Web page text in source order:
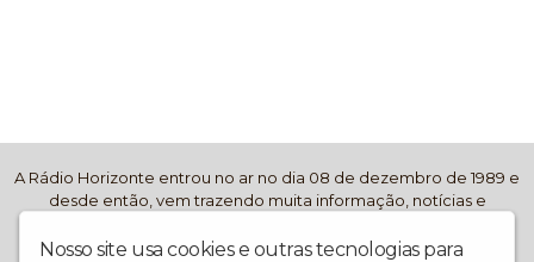
Nosso site usa cookies e outras tecnologias para
A Rádio Horizonte entrou no ar no dia 08 de dezembro de 1989 e
desde então, vem trazendo muita informação, notícias e
ganhou mais dinamismo ainda e modernidade. Transmitindo